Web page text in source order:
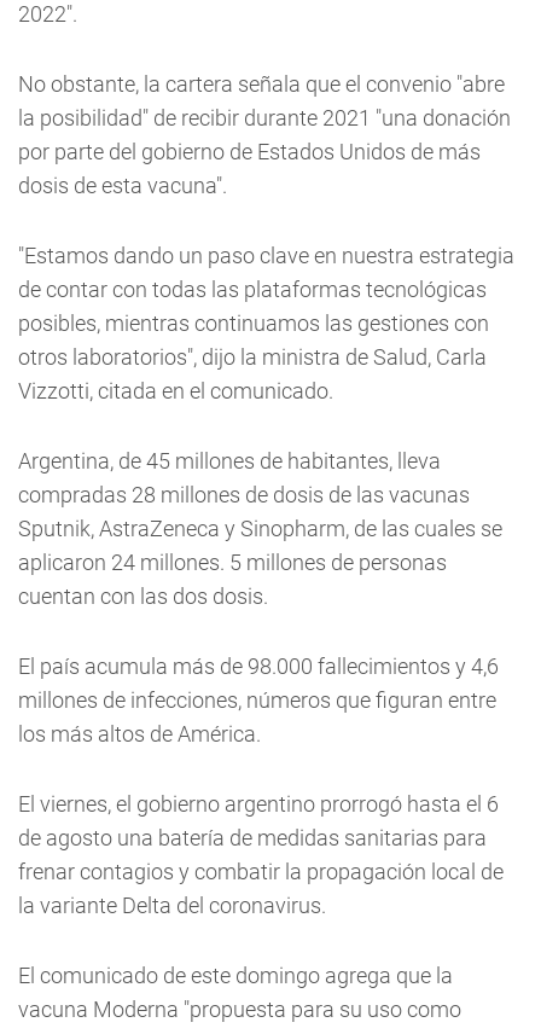
2022".
No obstante, la cartera señala que el convenio "abre
la posibilidad" de recibir durante 2021 "una donación
por parte del gobierno de Estados Unidos de más
dosis de esta vacuna".
"Estamos dando un paso clave en nuestra estrategia
de contar con todas las plataformas tecnológicas
posibles, mientras continuamos las gestiones con
otros laboratorios", dijo la ministra de Salud, Carla
Vizzotti, citada en el comunicado.
Argentina, de 45 millones de habitantes, lleva
compradas 28 millones de dosis de las vacunas
Sputnik, AstraZeneca y Sinopharm, de las cuales se
aplicaron 24 millones. 5 millones de personas
cuentan con las dos dosis.
El país acumula más de 98.000 fallecimientos y 4,6
millones de infecciones, números que figuran entre
los más altos de América.
El viernes, el gobierno argentino prorrogó hasta el 6
de agosto una batería de medidas sanitarias para
frenar contagios y combatir la propagación local de
la variante Delta del coronavirus.
El comunicado de este domingo agrega que la
vacuna Moderna "propuesta para su uso como